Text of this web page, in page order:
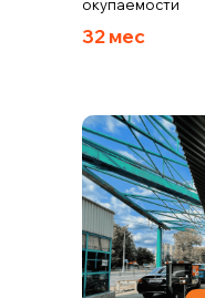
32 мес
окупаемости